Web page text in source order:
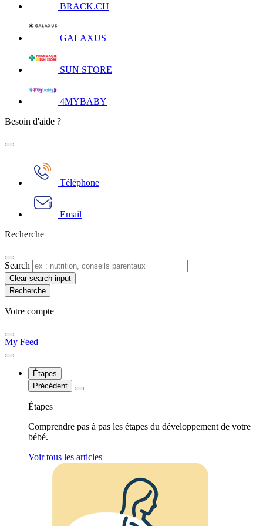
BRACK.CH
GALAXUS
SUN STORE
4MYBABY
Besoin d'aide ?
Téléphone
Email
Recherche
Search
Clear search input
Votre compte​
My Feed
Étapes
Précédent
Étapes
Comprendre pas à pas les étapes du développement de votre
bébé.
Voir tous les articles